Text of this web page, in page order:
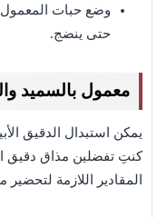
وضع حبات
حتى ينضج.
معمول بالسميد
يمكن استبدال الدقيق
كنتِ تفضلين مذاق دقيق
المقادير اللازمة